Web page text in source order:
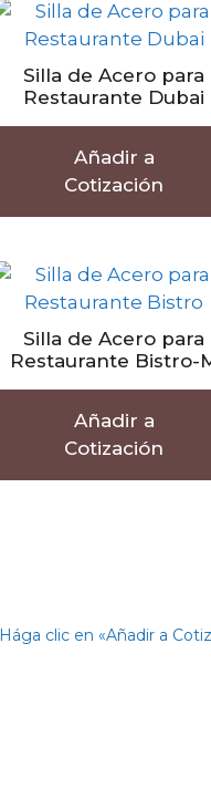
Silla de Acero para
Restaurante Dubai
Añadir a
Cotización
Silla de Acero para
Restaurante Bistro-
Añadir a
Cotización
Hága clic en «Añadir a